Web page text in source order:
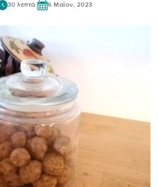
30 λεπτά. 6 Μαΐου, 2023